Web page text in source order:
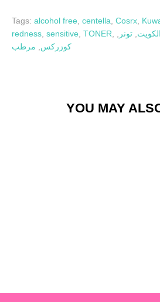
Tags: alcohol free centella Cosrx
redness sensitive TONER الكويت تونر
كوزركس
مرطب
YOU MAY